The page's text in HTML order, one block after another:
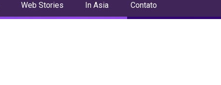
Web Stories In Asia Contato